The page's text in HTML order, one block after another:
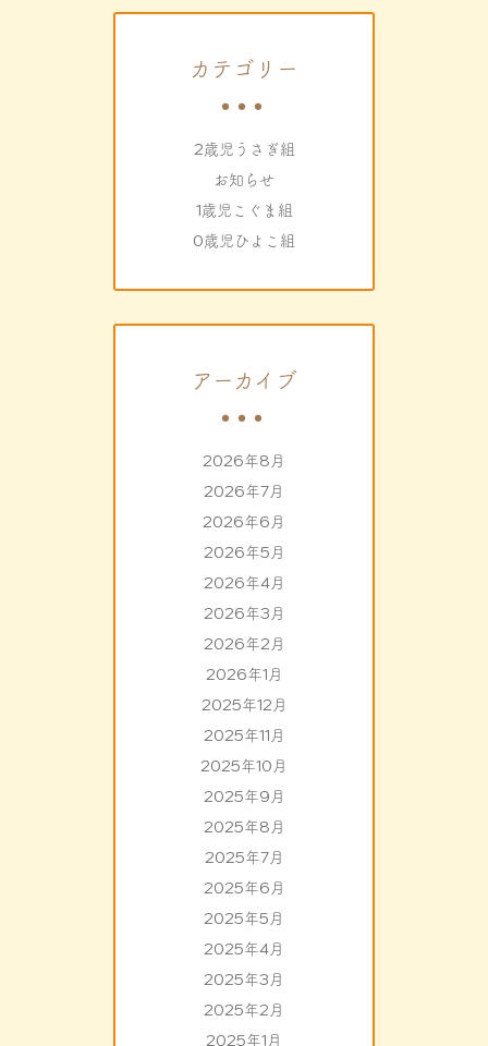
カテゴリー
2歳児うさぎ組
お知らせ
1歳児こぐま組
0歳児ひよこ組
アーカイブ
2026年8月
2026年7月
2026年6月
2026年5月
2026年4月
2026年3月
2026年2月
2026年1月
2025年12月
2025年11月
2025年10月
2025年9月
2025年8月
2025年7月
2025年6月
2025年5月
2025年4月
2025年3月
2025年2月
2025年1月